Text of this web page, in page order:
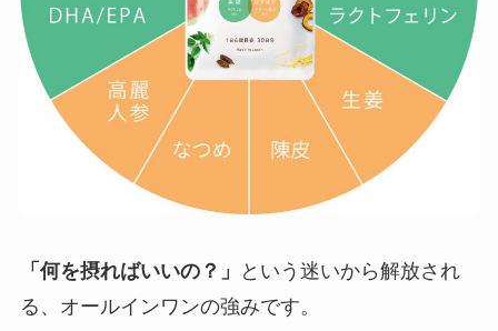
「何を摂ればいいの？」
という迷いから解放され
る、オールインワンの強みです。